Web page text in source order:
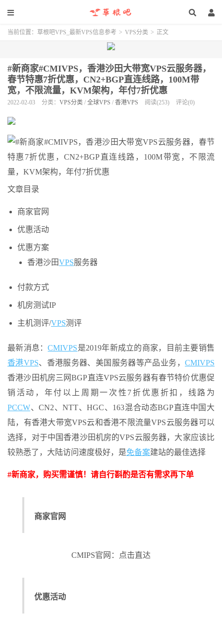
当前位置： 草根吧VPS_最新VPS信息参考 > VPS分类 > 正文
#新商家#CMIVPS，香港沙田大带宽VPS云服务器，
春节特惠7折优惠，CN2+BGP直连线路，100M带
宽，不限流量，KVM架构，年付7折优惠
2022-02-03 分类： VPS分类 / 全球VPS / 香港VPS 阅读(253) 评论(0)
文章目录
商家官网
优惠活动
优惠方案
香港沙田VPS服务器
付款方式
机房测试IP
主机测评/VPS测评
最新消息：CMIVPS是2019年新成立的商家，目前主要销售
香港VPS、香港服务器、美国服务器等产品业务，CMIVPS
香港沙田机房三网BGP直连VPS云服务器有春节特价优惠促
销活动，年付以上周期一次性7折优惠折扣，线路为
PCCW、CN2、NTT、HGC、163混合动态BGP直连中国大
陆，有香港大带宽VPS云和香港不限流量VPS云服务器可以
选择，对于中国香港沙田机房的VPS云服务器，大家应该比
较熟悉了，大陆访问速度极好，是免备案建站的最佳选择
#新商家，购买需谨慎！请自行斟酌是否有需求再下单
商家官网
CMIPS官网：点击直达
优惠活动